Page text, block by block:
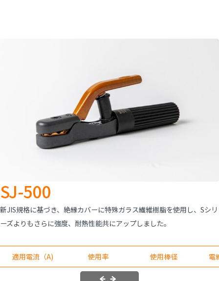
SJ-500
新JIS規格に基づき、絶縁カバーに特殊ガラス繊維樹脂を使用し、Sシリ
ーズよりもさらに強度、耐熱性能共にアップしました。
適用電流（A) 使用率 使用棒径 電